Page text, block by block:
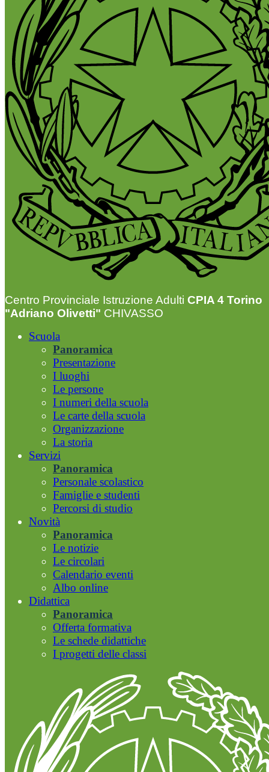
Centro Provinciale Istruzione Adulti CPIA 4 Torino
"Adriano Olivetti" CHIVASSO
Scuola
Panoramica
Presentazione
I luoghi
Le persone
I numeri della scuola
Le carte della scuola
Organizzazione
La storia
Servizi
Panoramica
Personale scolastico
Famiglie e studenti
Percorsi di studio
Novità
Panoramica
Le notizie
Le circolari
Calendario eventi
Albo online
Didattica
Panoramica
Offerta formativa
Le schede didattiche
I progetti delle classi